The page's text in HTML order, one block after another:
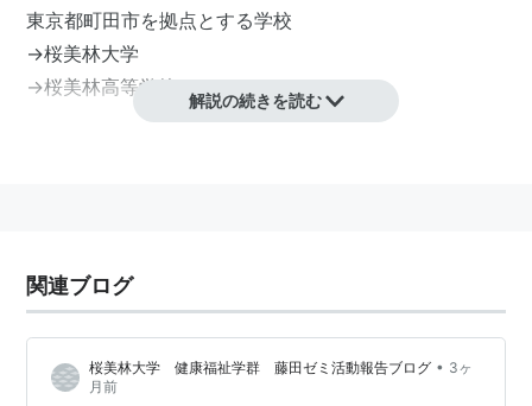
東京都町田市を拠点とする学校
→桜美林大学
→桜美林高等学校
解説の続きを読む
関連ブログ
桜美林大学 健康福祉学群 藤田ゼミ活動報告ブログ • 3ヶ
月前